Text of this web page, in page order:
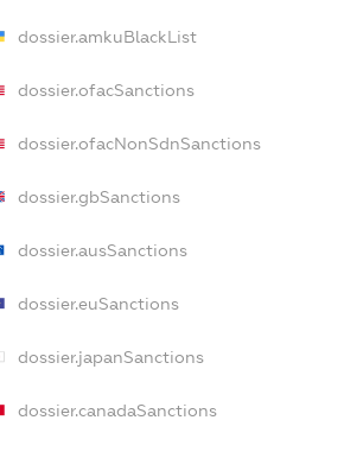
dossier.amkuBlackList
dossier.ofacSanctions
dossier.ofacNonSdnSanctions
dossier.gbSanctions
dossier.ausSanctions
dossier.euSanctions
dossier.japanSanctions
dossier.canadaSanctions